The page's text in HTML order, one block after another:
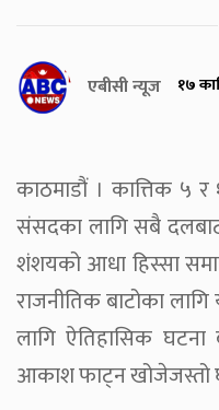
एबीसी न्यूज १७
काठमाडौं । कात्तिक ५
संसदका लागि सबै दलबाट
शंशयको आधा हिस्सा
राजनीतिक बाटोका
लागि ऐतिहासिक
आकाश फाट्न खोजेजस्तो